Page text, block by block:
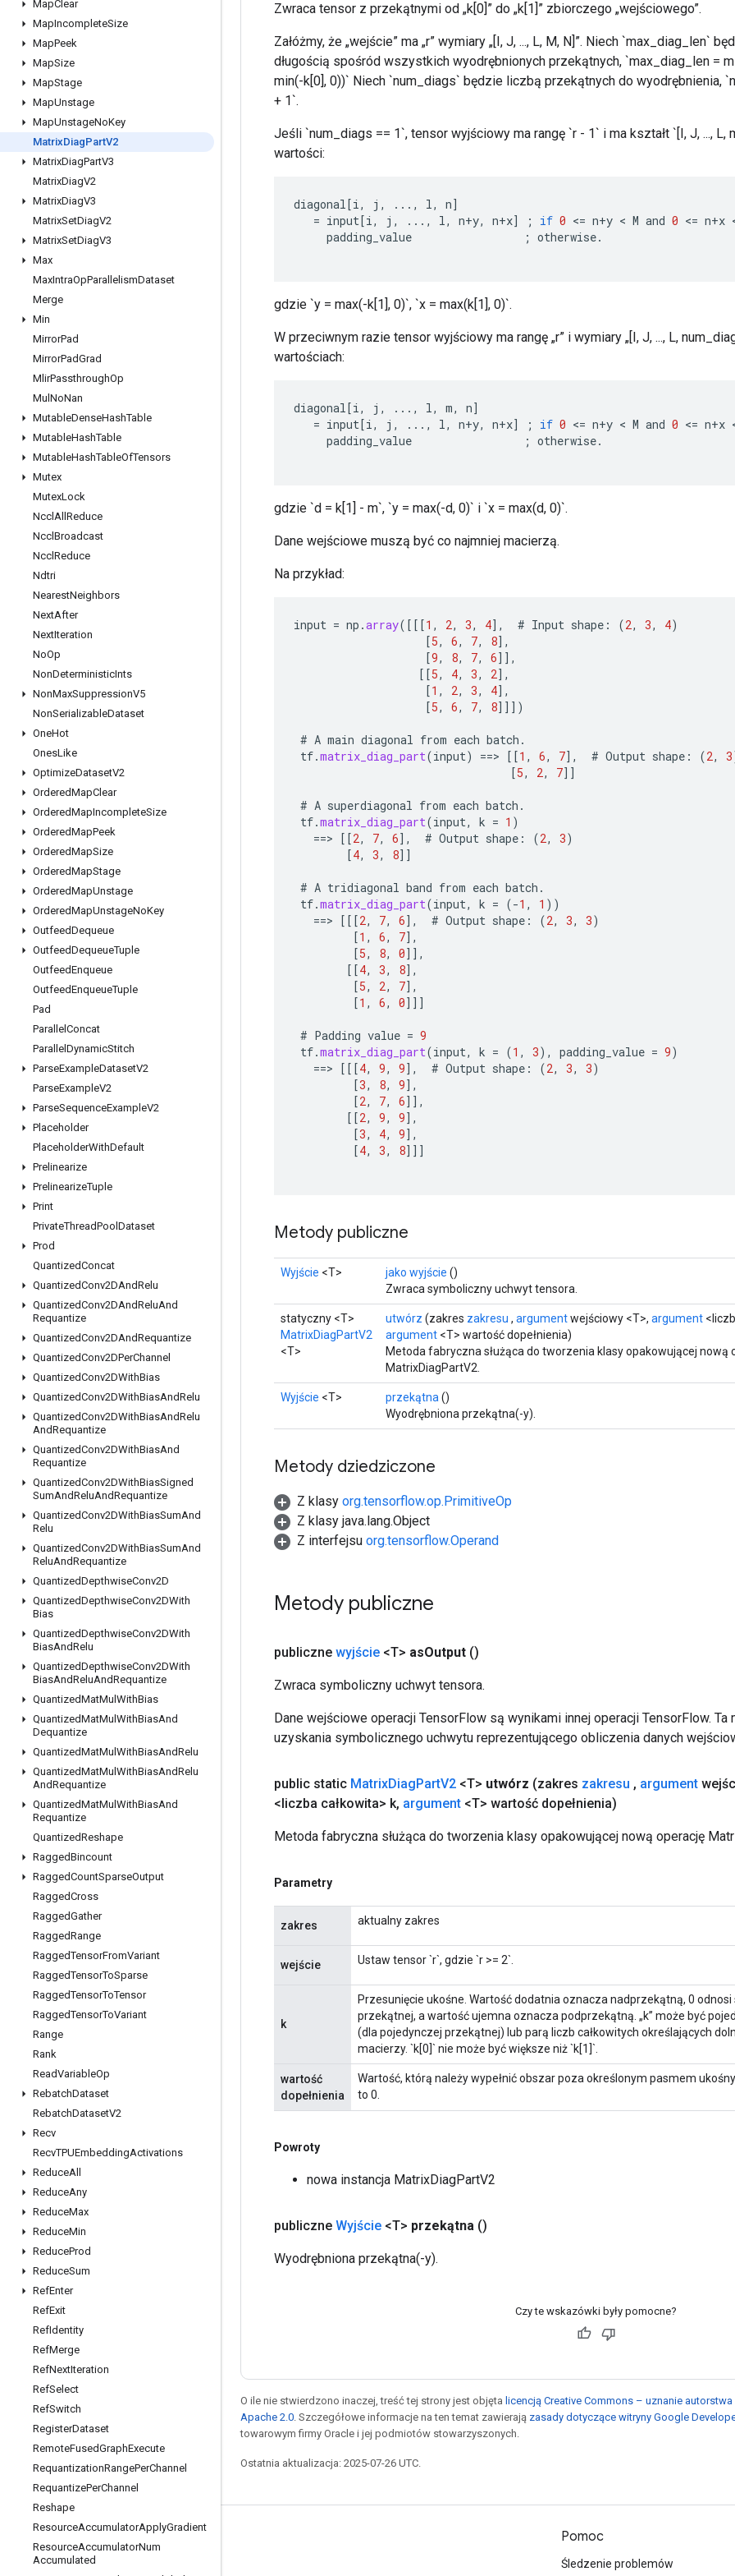
MapClear
MapIncompleteSize
MapPeek
MapSize
MapStage
MapUnstage
MapUnstageNoKey
MatrixDiagPartV2
MatrixDiagPartV3
MatrixDiagV2
MatrixDiagV3
MatrixSetDiagV2
MatrixSetDiagV3
Max
MaxIntraOpParallelismDataset
Merge
Min
MirrorPad
MirrorPadGrad
MlirPassthroughOp
Mul NoNan
MutableDenseHashTable
MutableHashTable
MutableHashTableOfTensors
Mutex
MutexLock
Nccl All Reduce
Nccl Broadcast
Nccl Reduce
Ndtri
NearestNeighbors
NextAfter
NextIteration
NoOp
NonDeterministicInts
NonMaxSuppressionV5
NonSerializableDataset
OneHot
OnesLike
OptimizeDatasetV2
OrderedMapClear
OrderedMapIncompleteSize
OrderedMapPeek
OrderedMapSize
OrderedMapStage
OrderedMapUnstage
OrderedMapUnstageNoKey
OutfeedDequeue
OutfeedDequeueTuple
OutfeedEnqueue
OutfeedEnqueueTuple
Pad
Parallel Concat
Parallel DynamicStitch
ParseExampleDatasetV2
ParseExampleV2
ParseSequenceExampleV2
Placeholder
PlaceholderWithDefault
Prelinearize
PrelinearizeTuple
Print
PrivateThreadPool Dataset
Prod
QuantizedConcat
QuantizedConv2DAndRelu
QuantizedConv2DAndReluAnd
Requantize
QuantizedConv2DAndRequantize
QuantizedConv2DPerChannel
QuantizedConv2DWithBias
QuantizedConv2DWithBiasAndRelu
QuantizedConv2DWithBiasAndRelu
AndRequantize
QuantizedConv2DWithBiasAnd
Requantize
QuantizedConv2DWithBiasSigned
SumAndReluAndRequantize
QuantizedConv2DWithBiasSumAnd
Relu
QuantizedConv2DWithBiasSumAnd
ReluAndRequantize
QuantizedDepthwiseConv2D
QuantizedDepthwiseConv2DWith
Bias
QuantizedDepthwiseConv2DWith
BiasAndRelu
QuantizedDepthwiseConv2DWith
BiasAndReluAndRequantize
QuantizedMatMul WithBias
QuantizedMatMul WithBiasAnd
Dequantize
QuantizedMatMul WithBiasAndRelu
QuantizedMatMul WithBiasAndRelu
AndRequantize
QuantizedMatMul WithBiasAnd
Requantize
QuantizedReshape
RaggedBincount
RaggedCountSparseOutput
RaggedCross
RaggedGather
RaggedRange
RaggedTensorFromVariant
RaggedTensorToSparse
RaggedTensorToTensor
RaggedTensorToVariant
Range
Rank
ReadVariableOp
RebatchDataset
RebatchDatasetV2
Recv
RecvTPUEmbeddingActivations
ReduceAll
ReduceAny
ReduceMax
ReduceMin
ReduceProd
ReduceSum
RefEnter
RefExit
RefIdentity
RefMerge
RefNextIteration
RefSelect
RefSwitch
RegisterDataset
RemoteFusedGraphExecute
RequantizationRangePerChannel
RequantizePerChannel
Reshape
ResourceAccumulatorApplyGradient
ResourceAccumulatorNum
Accumulated
Zwraca tensor z przekątnymi od „k[0]” do „k[1]” zbiorczego „wejściowego”.
Załóżmy, że „wejście” ma „r” wymiary „[I, J, ..., L, M, N]”. Niech `max_diag_len`
długością spośród wszystkich wyodrębnionych przekątnych, `max_diag_len =
min(-k[0], 0))` Niech `num_diags` będzie liczbą przekątnych do wyodrębnienia,
+ 1`.
Jeśli `num_diags == 1`, tensor wyjściowy ma rangę `r - 1` i ma kształt `[I, J, ..., L,
wartości:
diagonal[i, j , ..., l, n]
= input[i, j , ..., l, n+y, n+x] ; if 0 <= n+y < M and 0 <= n+x
padding_value
; otherwise.
gdzie `y = max(-k[1], 0)`, `x = max(k[1], 0)`.
W przeciwnym razie tensor wyjściowy ma rangę „r” i wymiary „[I, J, ..., L,
wartościach:
diagonal[i, j , ..., l, m, n]
= input[i, j , ..., l, n+y, n+x] ; if 0 <= n+y < M and 0 <= n+x
padding_value
; otherwise.
gdzie `d = k[1] - m`, `y = max(-d, 0)` i `x = max(d, 0)`.
Dane wejściowe muszą być co najmniej macierzą.
Na przykład:
input = np .array( [[[1 , 2, 3, 4] , # Input shape : (2, 3, 4)
[5, 6, 7, 8] ,
[9, 8, 7, 6]] ,
[[5, 4, 3, 2] ,
[1 , 2, 3, 4] ,
[5, 6, 7, 8]]] )
# A main diagonal from each batch .
tf.matrix_diag_part(input) ==> [[1 , 6, 7] , # Output shape : (2, 3
[5, 2, 7]]
# A superdiagonal from each batch .
tf.matrix_diag_part(input, k = 1 )
==> [[2, 7, 6] , # Output shape : (2, 3)
[4, 3, 8]]
# A tridiagonal band from each batch .
tf.matrix_diag_part(input, k = (-1 , 1 ))
==> [[[2, 7, 6] , # Output shape : (2, 3, 3)
[1 , 6, 7] ,
[5, 8, 0]] ,
[[4, 3, 8] ,
[5, 2, 7] ,
[1 , 6, 0]]]
# Padding value = 9
tf.matrix_diag_part(input, k = (1 , 3), padding_value = 9)
==> [[[4, 9, 9] , # Output shape : (2, 3, 3)
[3, 8, 9] ,
[2, 7, 6]] ,
[[2, 9, 9] ,
[3, 4, 9] ,
[4, 3, 8]]]
Metody publiczne
Wyjście <T> jako wyjście ()
Zwraca symboliczny uchwyt tensora.
statyczny <T>
MatrixDiagPartV2
<T>
utwórz (zakres zakresu , argumentwejściowy <T>, argument
argument <T> wartość dopełnienia)
Metoda fabryczna służąca do tworzenia klasy opakowującej nową
MatrixDiagPartV2.
Wyjście <T> przekątna ()
Wyodrębniona przekątna(-y).
Metody dziedziczone
Z klasy org.tensorflow.op.PrimitiveOp
Z klasy java.lang.Object
Z interfejsu org.tensorflow.Operand
Metody publiczne
publiczne wyjście <T> asOutput ()
Zwraca symboliczny uchwyt tensora.
Dane wejściowe operacji TensorFlow są wynikami innej operacji TensorFlow. Ta
uzyskania symbolicznego uchwytu reprezentującego obliczenia danych
public static MatrixDiagPartV2 <T> utwórz (zakres zakresu , argument
<liczba całkowita> k, argument <T> wartość dopełnienia)
Metoda fabryczna służąca do tworzenia klasy opakowującej nową operację
Parametry
zakres aktualny zakres
wejście Ustaw tensor `r`, gdzie `r >= 2`.
k
Przesunięcie ukośne. Wartość dodatnia oznacza nadprzekątną, 0 odnosi
przekątnej, a wartość ujemna oznacza podprzekątną. „k” może być
(dla pojedynczej przekątnej) lub parą liczb całkowitych określających
macierzy. `k[0]` nie może być większe niż `k[1]`.
wartość
dopełnienia
Wartość, którą należy wypełnić obszar poza określonym pasmem
to 0.
Powroty
nowa instancja MatrixDiagPartV2
publiczne Wyjście <T> przekątna ()
Wyodrębniona przekątna(-y).
Czy te wskazówki były pomocne?
O ile nie stwierdzono inaczej, treść tej strony jest objęta licencją Creative Commons – uznanie autorstwa
Apache 2.0 . Szczegółowe informacje na ten temat zawierają zasady dotyczące witryny Google
towarowym firmy Oracle i jej podmiotów stowarzyszonych.
Ostatnia aktualizacja: 2025-07-26 UTC.
Pozostawaj w kontakcie
Blog
Pomoc
Śledzenie problemów